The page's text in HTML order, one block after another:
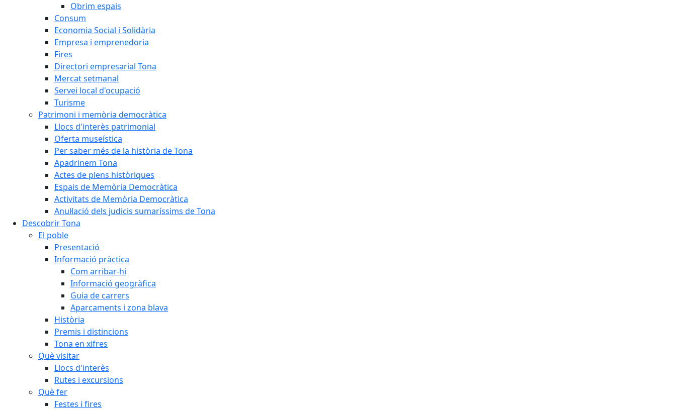
Obrim espais
Consum
Economia Social i Solidària
Empresa i emprenedoria
Fires
Directori empresarial Tona
Mercat setmanal
Servei local d'ocupació
Turisme
Patrimoni i memòria democràtica
Llocs d'interès patrimonial
Oferta museística
Per saber més de la història de Tona
Apadrinem Tona
Actes de plens històriques
Espais de Memòria Democràtica
Activitats de Memòria Democràtica
Anul·lació dels judicis sumaríssims de Tona
Descobrir Tona
El poble
Presentació
Informació pràctica
Com arribar-hi
Informació geogràfica
Guia de carrers
Aparcaments i zona blava
Història
Premis i distincions
Tona en xifres
Què visitar
Llocs d'interès
Rutes i excursions
Què fer
Festes i fires